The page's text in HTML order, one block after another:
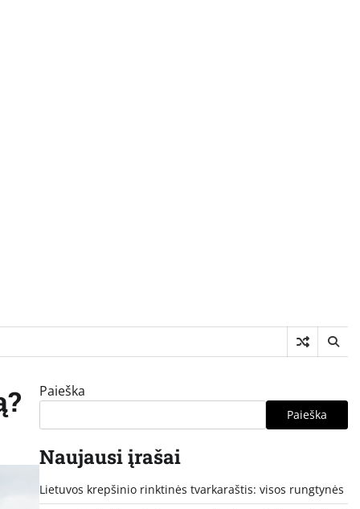
Paieška
Paieška
Naujausi įrašai
Lietuvos krepšinio rinktinės tvarkaraštis: visos rungtynės